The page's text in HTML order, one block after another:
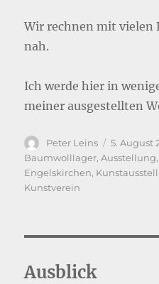
Wir rechnen mit vielen
nah.
Ich werde hier in
meiner ausgestellten
Autor
Peter Leins
am
5. August
Baumwolllager,Ausstellung,
Engelskirchen,
Kunstverein
Ausblick